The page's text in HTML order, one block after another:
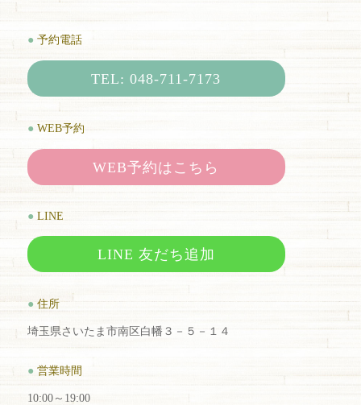
● 予約電話
TEL: 048-711-7173
● WEB予約
WEB予約はこちら
● LINE
LINE 友だち追加
● 住所
埼玉県さいたま市南区白幡３－５－１４
● 営業時間
10:00～19:00